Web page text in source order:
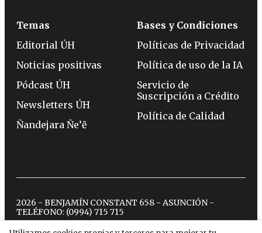
Temas
Editorial ÚH
Noticias positivas
Pódcast ÚH
Newsletters ÚH
Ñandejara Ñe’ẽ
Bases y Condiciones
Políticas de Privacidad
Política de uso de la IA
Servicio de
Suscripción a Crédito
Política de Calidad
2026 - BENJAMÍN CONSTANT 658 - ASUNCIÓN -
TELÉFONO: (0994) 715 715